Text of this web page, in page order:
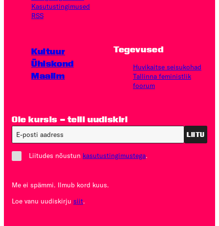
Kasutus­tingimused
RSS
Kultuur
Ühiskond
Maailm
Tegevused
Huvikaitse seisukohad
Tallinna feministlik
foorum
Ole kursis – telli uudiskiri
LIITU
Liitudes nõustun kasutustingimustega.
Me ei spämmi. Ilmub kord kuus.
Loe vanu uudiskirju siit.